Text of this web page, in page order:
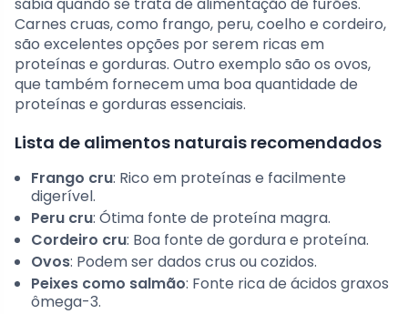
sábia quando se trata de alimentação de furões.
Carnes cruas, como frango, peru, coelho e cordeiro,
são excelentes opções por serem ricas em
proteínas e gorduras. Outro exemplo são os ovos,
que também fornecem uma boa quantidade de
proteínas e gorduras essenciais.
Lista de alimentos naturais recomendados
Frango cru: Rico em proteínas e facilmente
digerível.
Peru cru: Ótima fonte de proteína magra.
Cordeiro cru: Boa fonte de gordura e proteína.
Ovos: Podem ser dados crus ou cozidos.
Peixes como salmão: Fonte rica de ácidos graxos
ômega-3.